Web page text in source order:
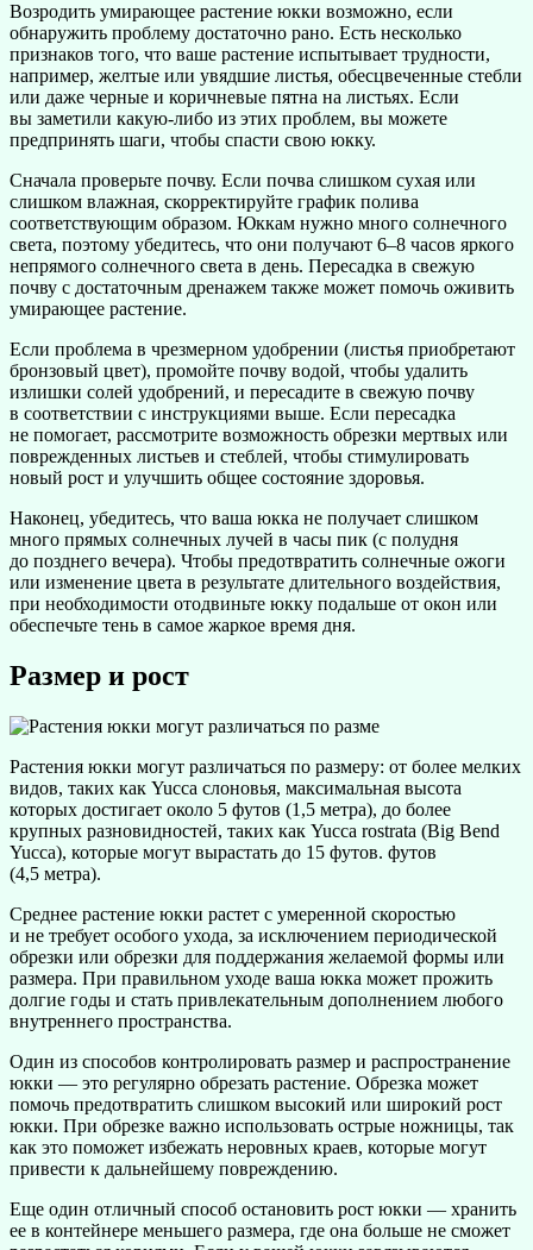
Возродить умирающее растение юкки возможно, если
обнаружить проблему достаточно рано. Есть несколько
признаков того, что ваше растение испытывает трудности,
например, желтые или увядшие листья, обесцвеченные стебли
или даже черные и коричневые пятна на листьях. Если
вы заметили какую-либо из этих проблем, вы можете
предпринять шаги, чтобы спасти свою юкку.
Сначала проверьте почву. Если почва слишком сухая или
слишком влажная, скорректируйте график полива
соответствующим образом. Юккам нужно много солнечного
света, поэтому убедитесь, что они получают 6–8 часов яркого
непрямого солнечного света в день. Пересадка в свежую
почву с достаточным дренажем также может помочь оживить
умирающее растение.
Если проблема в чрезмерном удобрении (листья приобретают
бронзовый цвет), промойте почву водой, чтобы удалить
излишки солей удобрений, и пересадите в свежую почву
в соответствии с инструкциями выше. Если пересадка
не помогает, рассмотрите возможность обрезки мертвых или
поврежденных листьев и стеблей, чтобы стимулировать
новый рост и улучшить общее состояние здоровья.
Наконец, убедитесь, что ваша юкка не получает слишком
много прямых солнечных лучей в часы пик (с полудня
до позднего вечера). Чтобы предотвратить солнечные ожоги
или изменение цвета в результате длительного воздействия,
при необходимости отодвиньте юкку подальше от окон или
обеспечьте тень в самое жаркое время дня.
Размер и рост
Растения юкки могут различаться по размеру: от более мелких
видов, таких как Yucca слоновья, максимальная высота
которых достигает около 5 футов (1,5 метра), до более
крупных разновидностей, таких как Yucca rostrata (Big Bend
Yucca), которые могут вырастать до 15 футов. футов
(4,5 метра).
Среднее растение юкки растет с умеренной скоростью
и не требует особого ухода, за исключением периодической
обрезки или обрезки для поддержания желаемой формы или
размера. При правильном уходе ваша юкка может прожить
долгие годы и стать привлекательным дополнением любого
внутреннего пространства.
Один из способов контролировать размер и распространение
юкки — это регулярно обрезать растение. Обрезка может
помочь предотвратить слишком высокий или широкий рост
юкки. При обрезке важно использовать острые ножницы, так
как это поможет избежать неровных краев, которые могут
привести к дальнейшему повреждению.
Еще один отличный способ остановить рост юкки — хранить
ее в контейнере меньшего размера, где она больше не сможет